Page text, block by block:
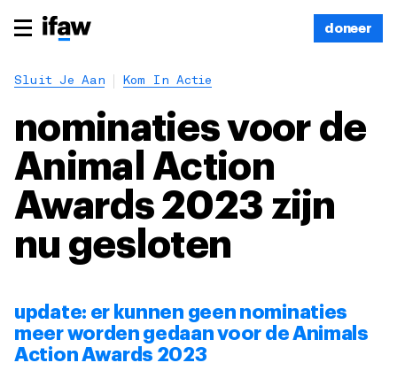
doneer
Sluit Je Aan Kom In Actie
nominaties voor de
Animal Action
Awards 2023 zijn
nu gesloten
update: er kunnen geen nominaties
meer worden gedaan voor de Animals
Action Awards 2023